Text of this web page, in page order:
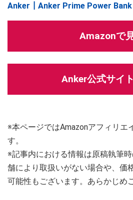
Anker┃Anker Prime Power Bank
Amazonで
Anker公式サイ
※本ページではAmazonアフィリエ
す。
※記事内における情報は原稿執筆
舗により取扱いがない場合や、価
可能性もございます。あらかじめ